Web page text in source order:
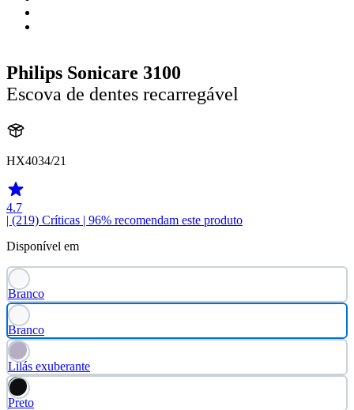
Philips Sonicare 3100
Escova de dentes recarregável
HX4034/21
4.7
| (219) Críticas | 96% recomendam este produto
Disponível em
Branco
Branco
Lilás exuberante
Preto